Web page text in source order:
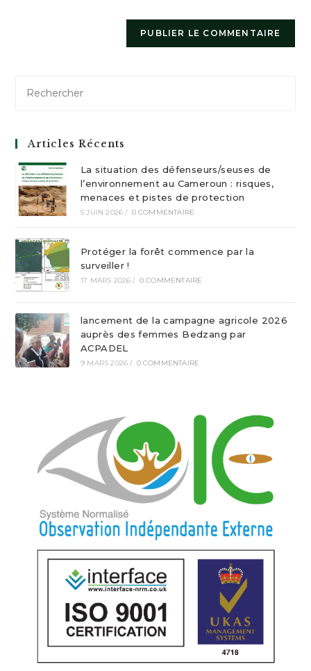
Articles Récents
La situation des défenseurs/seuses de
l’environnement au Cameroun : risques,
menaces et pistes de protection
5 JUIN 2026 / 0 COMMENTAIRE
Protéger la forêt commence par la
surveiller !
17 MARS 2026 / 0 COMMENTAIRE
lancement de la campagne agricole 2026
auprès des femmes Bedzang par
ACPADEL
9 MARS 2026 / 0 COMMENTAIRE